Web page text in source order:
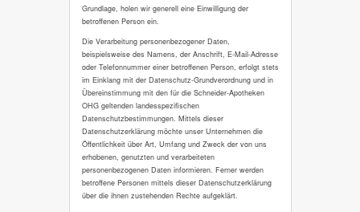
Grundlage, holen wir generell eine Einwilligung der
betroffenen Person ein.
Die Verarbeitung personenbezogener Daten,
beispielsweise des Namens, der Anschrift, E-Mail-Adresse
oder Telefonnummer einer betroffenen Person, erfolgt stets
im Einklang mit der Datenschutz-Grundverordnung und in
Übereinstimmung mit den für die Schneider-Apotheken
OHG geltenden landesspezifischen
Datenschutzbestimmungen. Mittels dieser
Datenschutzerklärung möchte unser Unternehmen die
Öffentlichkeit über Art, Umfang und Zweck der von uns
erhobenen, genutzten und verarbeiteten
personenbezogenen Daten informieren. Ferner werden
betroffene Personen mittels dieser Datenschutzerklärung
über die ihnen zustehenden Rechte aufgeklärt.